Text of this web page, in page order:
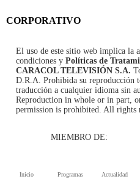
Inicio Programas Actualidad
CORPORATIVO
El uso de este sitio web implica la
condiciones y Políticas de
CARACOL TELEVISIÓN S.A.
D.R.A. Prohibida su reproducción
traducción a cualquier idioma sin
Reproduction in whole or in part,
permission is prohibited. All rights
MIEMBRO DE: